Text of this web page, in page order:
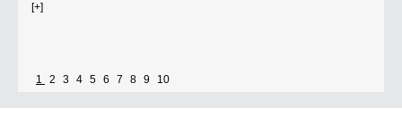
[+]
1 2 3 4 5 6 7 8 9 10